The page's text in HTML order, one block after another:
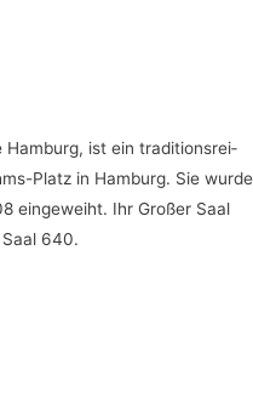
Ham­burg, ist ein tra­di­ti­ons­rei­
Platz in Ham­burg. Sie wur­de
ein­ge­weiht. Ihr Gro­ßer Saal
640.